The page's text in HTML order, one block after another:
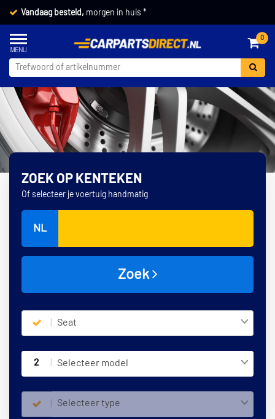
Vandaag besteld, morgen in huis *
0
ZOEK OP KENTEKEN
Of selecteer je voertuig handmatig
NL
Zoek
Seat
2 Selecteer model
Selecteer type